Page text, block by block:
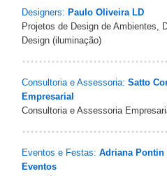
Designers: Paulo Oliveira LD
Projetos de Design de Ambientes,
Design (iluminação)
Consultoria e Assessoria: Satto
Empresarial‎
Consultoria e Assessoria
Eventos e Festas: Adriana Pontin
Eventos